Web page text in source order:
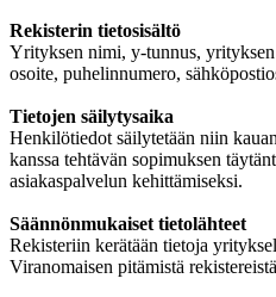
Rekisterin tietosisältö
Yrityksen nimi, y-tunnus,
osoite, puhelinnumero,
Tietojen säilytysaika
Henkilötiedot säilytetään niin
kanssa tehtävän sopimuksen
asiakaspalvelun kehittämiseksi.
Säännönmukaiset tietolähteet
Rekisteriin kerätään tietoja
Viranomaisen pitämistä